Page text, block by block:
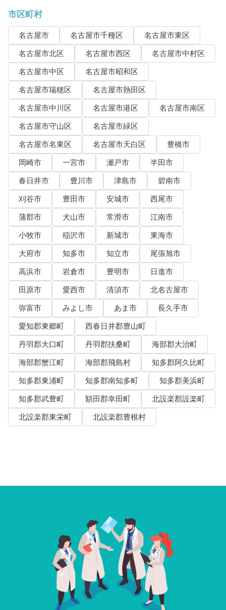
市区町村
名古屋市 名古屋市千種区
名古屋市東区
名古屋市北区
名古屋市西区
名古屋市中村区
名古屋市中区
名古屋市昭和区
名古屋市瑞穂区
名古屋市熱田区
名古屋市中川区
名古屋市港区
名古屋市南区
名古屋市守山区
名古屋市緑区
名古屋市名東区
名古屋市天白区
豊橋市
岡崎市
一宮市 瀬戸市
半田市
春日井市
豊川市 津島市
碧南市
刈谷市
豊田市 安城市
西尾市
蒲郡市
犬山市 常滑市
江南市
小牧市
稲沢市 新城市
東海市
大府市
知多市 知立市
尾張旭市
高浜市
岩倉市 豊明市
日進市
田原市
愛西市 清須市
北名古屋市
弥富市
みよし市 あま市
長久手市
愛知郡東郷町
西春日井郡豊山町
丹羽郡大口町
丹羽郡扶桑町
海部郡大治町
海部郡蟹江町
海部郡飛島村
知多郡阿久比町
知多郡東浦町
知多郡南知多町
知多郡美浜町
知多郡武豊町
額田郡幸田町
北設楽郡設楽町
北設楽郡東栄町
北設楽郡豊根村